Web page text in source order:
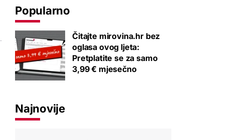
Popularno
Čitajte mirovina.hr bez
oglasa ovog ljeta:
Pretplatite se za samo
3,99 € mjesečno
Najnovije